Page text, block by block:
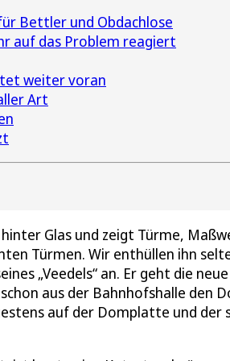
Bettler und Obdachlose
auf das Problem reagiert
weiter voran
Art
Glas und zeigt Türme,
Türmen. Wir enthüllen ihn
„Veedels“ an. Er geht die neue
aus der Bahnhofshalle den
auf der Domplatte und der